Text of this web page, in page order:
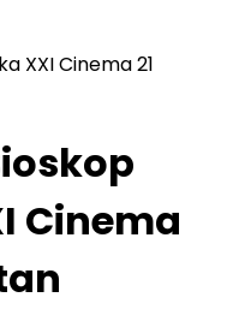
XXI Cinema 21
Cinema